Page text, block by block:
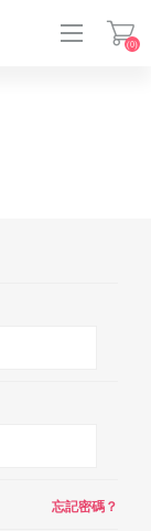
(0)
忘記密碼？